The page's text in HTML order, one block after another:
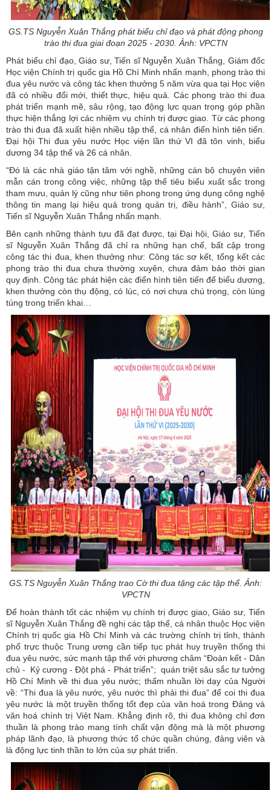
GS.TS Nguyễn Xuân Thắng phát biểu chỉ đạo và phát động phong
trào thi đua giai đoạn 2025 - 2030. Ảnh: VPCTN
Phát biểu chỉ đạo, Giáo sư, Tiến sĩ Nguyễn Xuân Thắng, Giám đốc
Học viện Chính trị quốc gia Hồ Chí Minh nhấn mạnh, phong trào thi
đua yêu nước và công tác khen thưởng 5 năm vừa qua tại Học viện
đã có nhiều đổi mới, thiết thực, hiệu quả. Các phong trào thi đua
phát triển mạnh mẽ, sâu rộng, tạo động lực quan trọng góp phần
thực hiện thắng lợi các nhiệm vụ chính trị được giao. Từ các phong
trào thi đua đã xuất hiện nhiều tập thể, cá nhân điển hình tiên tiến.
Đại hội Thi đua yêu nước Học viện lần thứ VI đã tôn vinh, biểu
dương 34 tập thể và 26 cá nhân.
“Đó là các nhà giáo tận tâm với nghề, những cán bộ chuyên viên
mẫn cán trong công việc, những tập thể tiêu biểu xuất sắc trong
tham mưu, quản lý cũng như tiên phong trong ứng dụng công nghệ
thông tin mang lại hiệu quả trong quản trị, điều hành”, Giáo sư,
Tiến sĩ Nguyễn Xuân Thắng nhấn mạnh.
Bên cạnh những thành tựu đã đạt được, tại Đại hội, Giáo sư, Tiến
sĩ Nguyễn Xuân Thắng đã chỉ ra những hạn chế, bất cập trong
công tác thi đua, khen thưởng như: Công tác sơ kết, tổng kết các
phong trào thi đua chưa thường xuyên, chưa đảm bảo thời gian
quy định. Công tác phát hiện các điển hình tiên tiến để biểu dương,
khen thưởng còn thụ động, có lúc, có nơi chưa chú trọng, còn lúng
túng trong triển khai…
GS.TS Nguyễn Xuân Thắng trao Cờ thi đua tặng các tập thể. Ảnh:
VPCTN
Để hoàn thành tốt các nhiệm vụ chính trị được giao, Giáo sư, Tiến
sĩ Nguyễn Xuân Thắng đề nghị các tập thể, cá nhân thuộc Học viện
Chính trị quốc gia Hồ Chí Minh và các trường chính trị tỉnh, thành
phố trực thuộc Trung ương cần tiếp tục phát huy truyền thống thi
đua yêu nước, sức mạnh tập thể với phương châm “Đoàn kết - Dân
chủ - Kỷ cương - Đột phá - Phát triển”; quán triệt sâu sắc tư tưởng
Hồ Chí Minh về thi đua yêu nước; thấm nhuần lời dạy của Người
về: “Thi đua là yêu nước, yêu nước thì phải thi đua” để coi thi đua
yêu nước là một truyền thống tốt đẹp của văn hoá trong Đảng và
văn hoá chính trị Việt Nam. Khẳng định rõ, thi đua không chỉ đơn
thuần là phong trào mang tính chất vận động mà là một phương
pháp lãnh đạo, là phương thức tổ chức quần chúng, đảng viên và
là động lực tinh thần to lớn của sự phát triển.